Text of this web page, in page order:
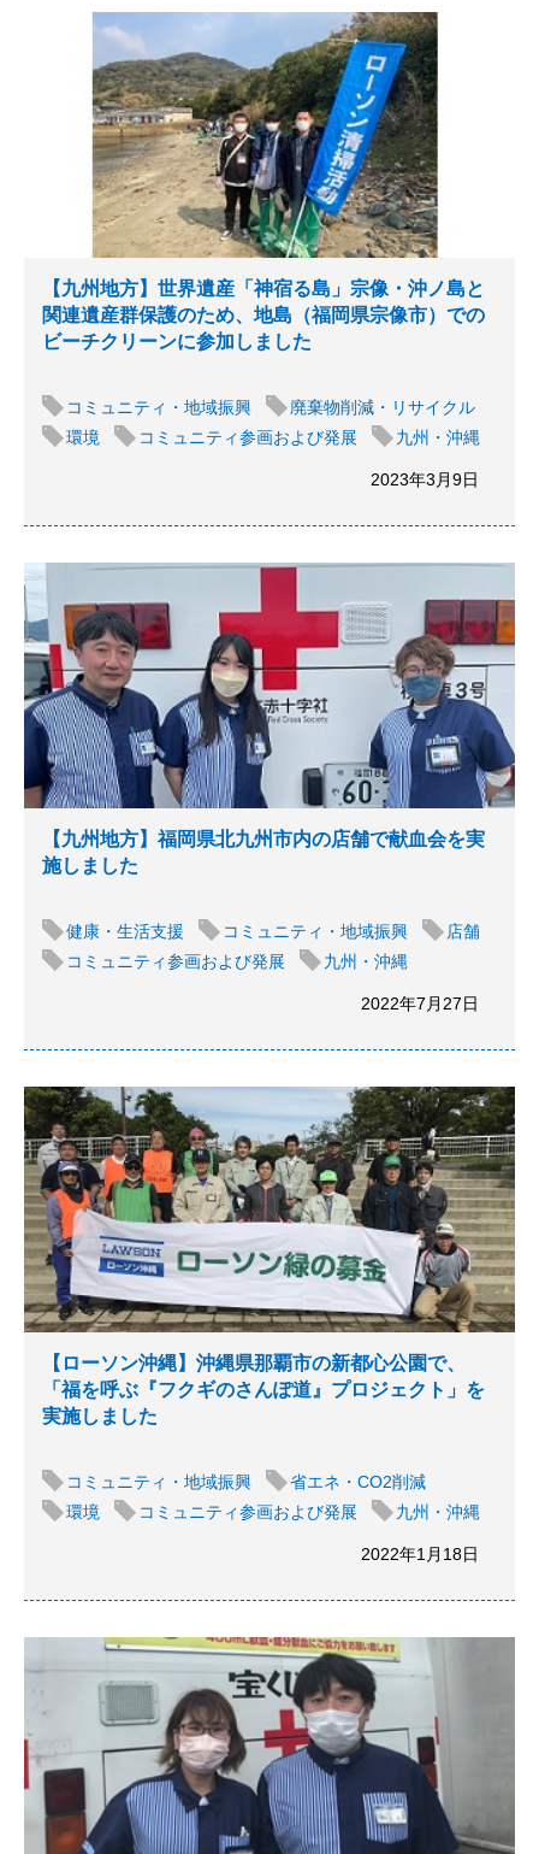
【九州地方】世界遺産「神宿る島」宗像・沖ノ島と
関連遺産群保護のため、地島（福岡県宗像市）での
ビーチクリーンに参加しました
コミュニティ・地域振興
廃棄物削減・リサイクル
環境
コミュニティ参画および発展 九州・沖縄
2023年3月9日
【九州地方】福岡県北九州市内の店舗で献血会を実
施しました
健康・生活支援 コミュニティ・地域振興
店舗
コミュニティ参画および発展
九州・沖縄
2022年7月27日
【ローソン沖縄】沖縄県那覇市の新都心公園で、
「福を呼ぶ『フクギのさんぽ道』プロジェクト」を
実施しました
コミュニティ・地域振興
省エネ・CO2削減
環境
コミュニティ参画および発展 九州・沖縄
2022年1月18日